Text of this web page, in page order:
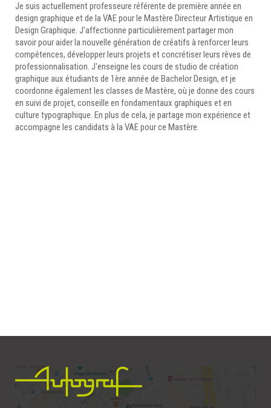
Je suis actuellement professeure référente de première année en
design graphique et de la VAE pour le Mastère Directeur Artistique en
Design Graphique. J'affectionne particulièrement partager mon
savoir pour aider la nouvelle génération de créatifs à renforcer leurs
compétences, développer leurs projets et concrétiser leurs rêves de
professionnalisation. J'enseigne les cours de studio de création
graphique aux étudiants de 1ère année de Bachelor Design, et je
coordonne également les classes de Mastère, où je donne des cours
en suivi de projet, conseille en fondamentaux graphiques et en
culture typographique. En plus de cela, je partage mon expérience et
accompagne les candidats à la VAE pour ce Mastère.